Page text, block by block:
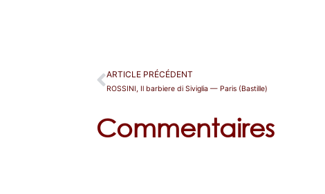
ARTICLE PRÉCÉDENT
ROSSINI, Il barbiere di Siviglia — Paris (Bastille)
Commentaires